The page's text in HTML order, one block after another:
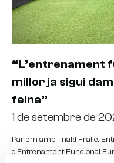
“L’entrenament
millor ja sigui
feina”
1 de setembre de
Parlem amb l’Iñaki Fraile,
d’Entrenament Funcional